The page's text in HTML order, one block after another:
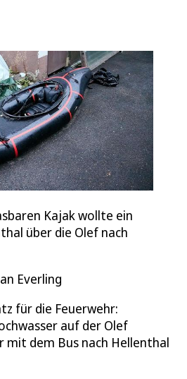
Kajak wollte ein
über die Olef nach
Everling
für die Feuerwehr:
auf der Olef
mit dem Bus nach Hellenthal